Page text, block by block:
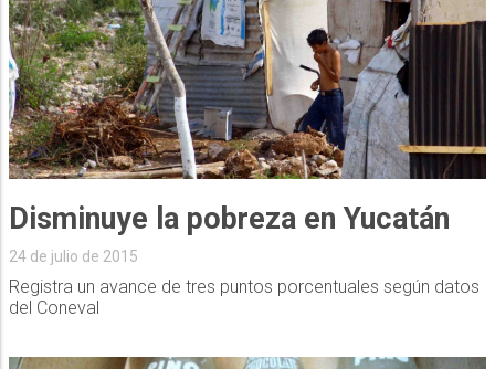
Disminuye la pobreza en Yucatán
24 de julio de 2015
Registra un avance de tres puntos porcentuales según datos
del Coneval